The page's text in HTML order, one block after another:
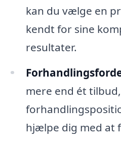
kan du vælge en
kendt for sine
resultater.
mere end ét
hjælpe dig med at